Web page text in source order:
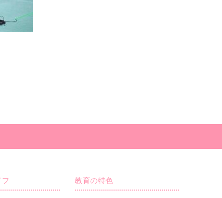
教育の特色